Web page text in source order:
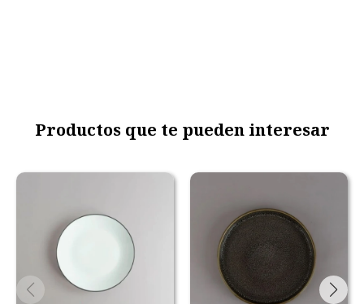
Productos que te pueden interesar